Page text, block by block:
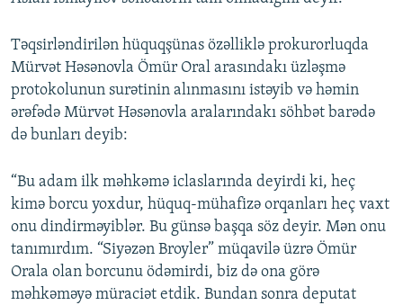
Təqsirləndirilən hüquqşünas özəlliklə prokurorluqda
Mürvət Həsənovla Ömür Oral arasındakı üzləşmə
protokolunun surətinin alınmasını istəyib və həmin
ərəfədə Mürvət Həsənovla aralarındakı söhbət barədə
də bunları deyib:
“Bu adam ilk məhkəmə iclaslarında deyirdi ki, heç
kimə borcu yoxdur, hüquq-mühafizə orqanları heç vaxt
onu dindirməyiblər. Bu günsə başqa söz deyir. Mən onu
tanımırdım. “Siyəzən Broyler” müqavilə üzrə Ömür
Orala olan borcunu ödəmirdi, biz də ona görə
məhkəməyə müraciət etdik. Bundan sonra deputat